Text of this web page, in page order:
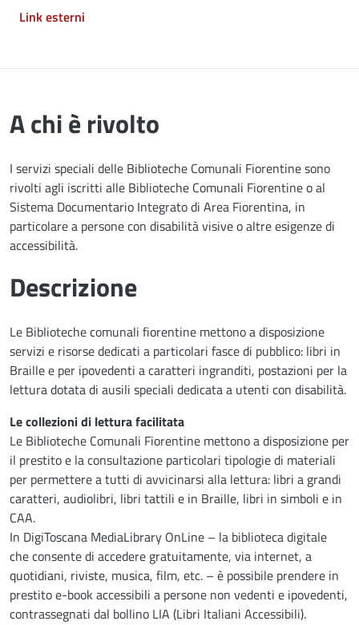
Link esterni
A chi è rivolto
I servizi speciali delle Biblioteche Comunali Fiorentine sono
rivolti agli iscritti alle Biblioteche Comunali Fiorentine o al
Sistema Documentario Integrato di Area Fiorentina, in
particolare a persone con disabilità visive o altre esigenze di
accessibilità.
Descrizione
Le Biblioteche comunali fiorentine mettono a disposizione
servizi e risorse dedicati a particolari fasce di pubblico: libri in
Braille e per ipovedenti a caratteri ingranditi, postazioni per la
lettura dotata di ausili speciali dedicata a utenti con disabilità.
Le collezioni di lettura facilitata
Le Biblioteche Comunali Fiorentine mettono a disposizione per
il prestito e la consultazione particolari tipologie di materiali
per permettere a tutti di avvicinarsi alla lettura: libri a grandi
caratteri, audiolibri, libri tattili e in Braille, libri in simboli e in
CAA.
In DigiToscana MediaLibrary OnLine – la biblioteca digitale
che consente di accedere gratuitamente, via internet, a
quotidiani, riviste, musica, film, etc. – è possibile prendere in
prestito e-book accessibili a persone non vedenti e ipovedenti,
contrassegnati dal bollino LIA (Libri Italiani Accessibili).